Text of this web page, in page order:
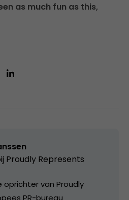
as much fun as this,
Proudly Represents
oprichter van Proudly
PR-bureau